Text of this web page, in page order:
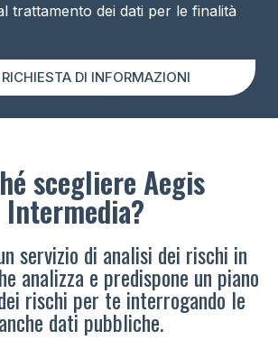
trattamento dei dati per le finalità
DI INFORMAZIONI
scegliere Aegis
Intermedia?
servizio di analisi dei rischi in
analizza e predispone un piano
rischi per te interrogando le
dati pubbliche.